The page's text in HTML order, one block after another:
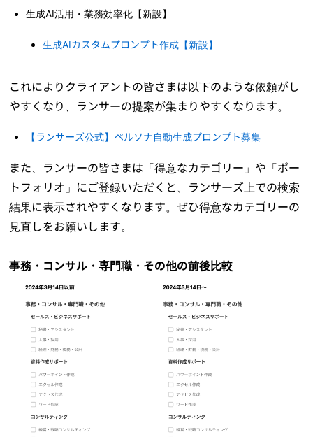
生成AI活用・業務効率化【新設】
生成AIカスタムプロンプト作成【新設】
これによりクライアントの皆さまは以下のような依頼がし
やすくなり、ランサーの提案が集まりやすくなります。
【ランサーズ公式】ペルソナ自動生成プロンプト募集
また、ランサーの皆さまは「得意なカテゴリー」や「ポー
トフォリオ」にご登録いただくと、ランサーズ上での検索
結果に表示されやすくなります。ぜひ得意なカテゴリーの
見直しをお願いします。
事務・コンサル・専門職・その他の前後比較